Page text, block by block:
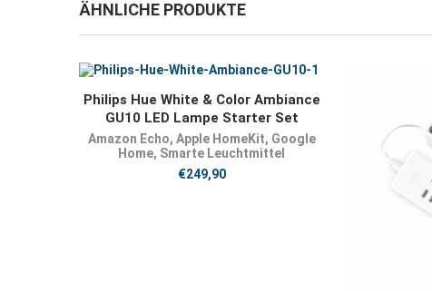
ÄHNLICHE PRODUKTE
JETZT KAUFEN
Philips Hue White & Color Ambiance
GU10 LED Lampe Starter Set
Amazon Echo, Apple HomeKit, Google
Home, Smarte Leuchtmittel
€249,90